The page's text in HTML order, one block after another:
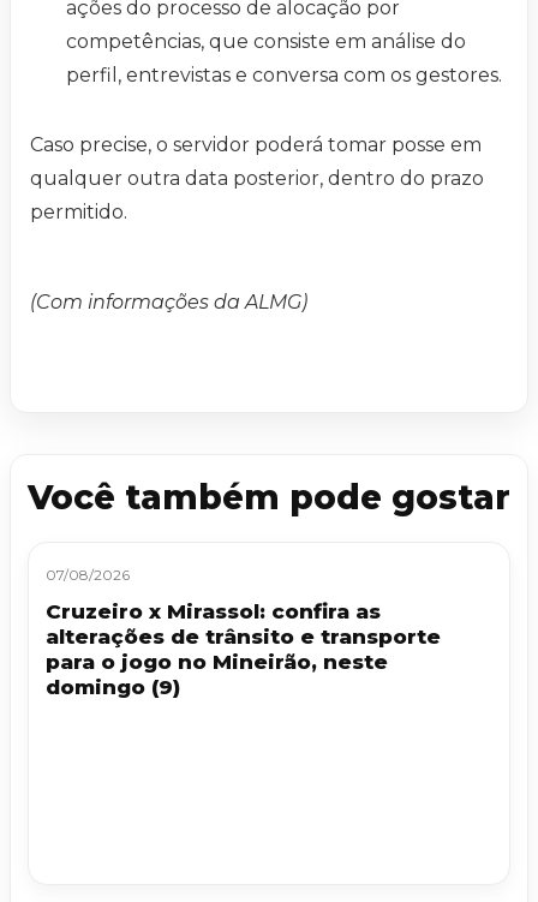
ações do processo de alocação por
competências, que consiste em análise do
perfil, entrevistas e conversa com os gestores.
Caso precise, o servidor poderá tomar posse em
qualquer outra data posterior, dentro do prazo
permitido.
(Com informações da ALMG)
Você também pode gostar
07/08/2026
Cruzeiro x Mirassol: confira as
alterações de trânsito e transporte
para o jogo no Mineirão, neste
domingo (9)